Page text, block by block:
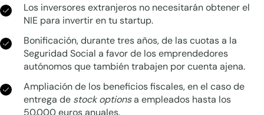
Los inversores extranjeros no necesitarán obtener el
NIE para invertir en tu startup.
Bonificación, durante tres años, de las cuotas a la
Seguridad Social a favor de los emprendedores
autónomos que también trabajen por cuenta ajena.
Ampliación de los beneficios fiscales, en el caso de
entrega de stock optionsa empleados hasta los
50.000 euros anuales.